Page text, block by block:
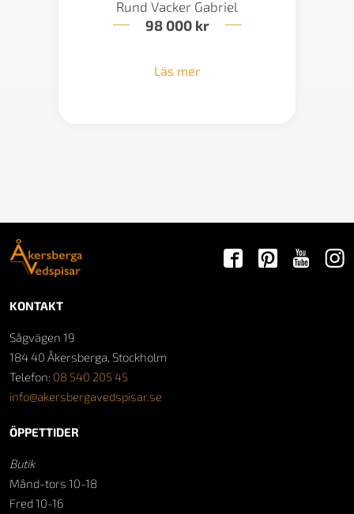
Rund Vacker Gabriel
98 000 kr
Läs mer
KONTAKT
Sågvägen 19
184 40 Åkersberga, Stockholm
Telefon: 08 540 205 45
info@akersbergavedspisar.se
ÖPPETTIDER
Butik
Månd-tors 10-18
Fred 10-16